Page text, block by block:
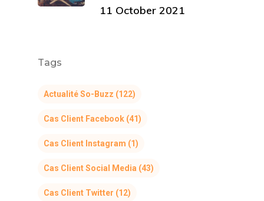
11 October 2021
Tags
Actualité So-Buzz (122)
Cas Client Facebook (41)
Cas Client Instagram (1)
Cas Client Social Media (43)
Cas Client Twitter (12)